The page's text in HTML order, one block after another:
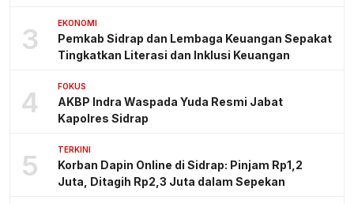
3 EKONOMI
Pemkab Sidrap dan Lembaga Keuangan Sepakat
Tingkatkan Literasi dan Inklusi Keuangan
4 FOKUS
AKBP Indra Waspada Yuda Resmi Jabat
Kapolres Sidrap
5 TERKINI
Korban Dapin Online di Sidrap: Pinjam Rp1,2
Juta, Ditagih Rp2,3 Juta dalam Sepekan